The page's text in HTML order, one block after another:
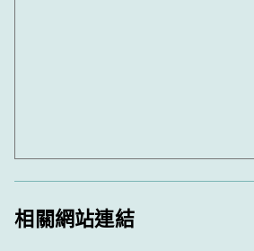
相關網站連結